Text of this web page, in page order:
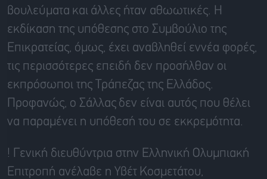
βουλεύματα και άλλες ήταν αθωωτικές. Η
εκδίκαση της υπόθεσης στο Συμβούλιο της
Επικρατείας, όμως, έχει αναβληθεί εννέα φορές,
τις περισσότερες επειδή δεν προσήλθαν οι
εκπρόσωποι της Τράπεζας της Ελλάδος.
Προφανώς, ο Σάλλας δεν είναι αυτός που θέλει
να παραμένει η υπόθεσή του σε εκκρεμότητα.
!
Γενική διευθύντρια στην Ελληνική Ολυμπιακή
Επιτροπή ανέλαβε η Υβέτ Κοσμετάτου,